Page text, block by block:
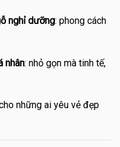
nghỉ dưỡng: phong cách
nhân: nhỏ gọn mà tinh tế,
những ai yêu vẻ đẹp